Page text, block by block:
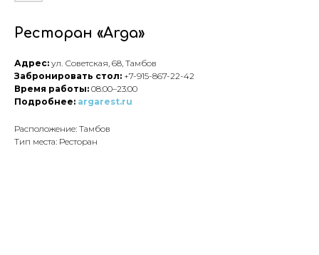
Ресторан «Arga»
Адрес: ул. Советская, 68, Тамбов
Забронировать стол: +7-915-867-22-42
Время работы: 08:00–23:00
Подробнее: argarest.ru
Расположение: Тамбов
Тип места: Ресторан